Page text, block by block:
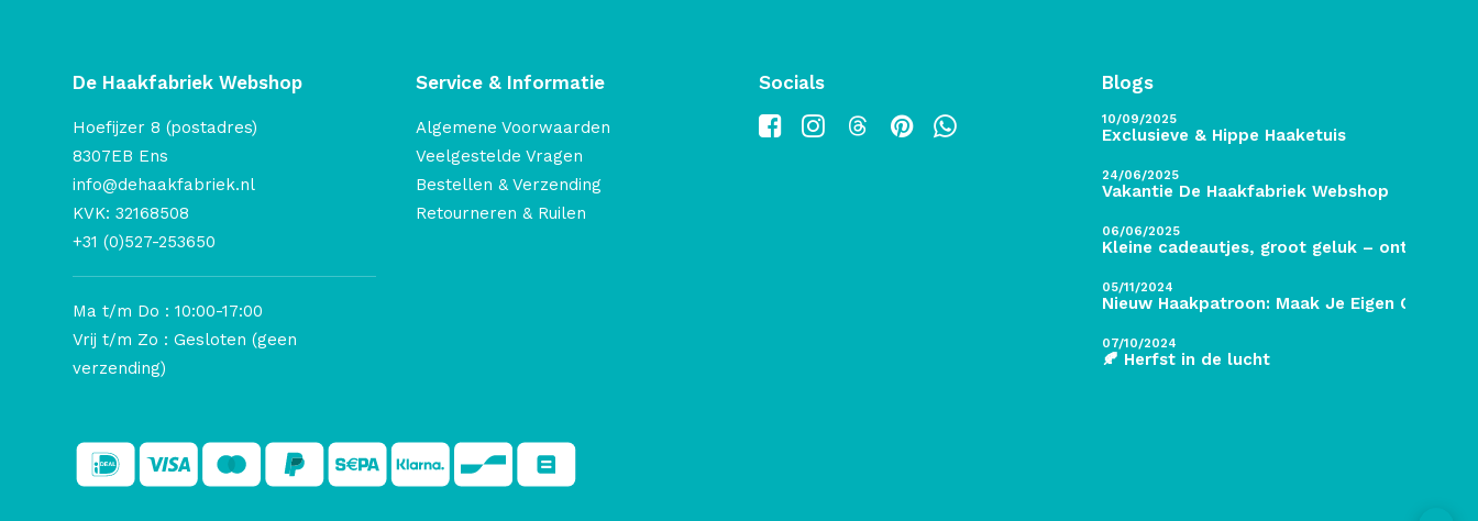
De Haakfabriek Webshop
Hoefijzer 8 (postadres)
8307EB Ens
info@dehaakfabriek.nl
KVK: 32168508
+31 (0)527-253650
Ma t/m Do : 10:00-17:00
Vrij t/m Zo : Gesloten (geen
verzending)
Service & Informatie
Algemene Voorwaarden
Veelgestelde Vragen
Bestellen & Verzending
Retourneren & Ruilen
Socials Blogs
10/09/2025
Exclusieve & Hippe Haaketuis
24/06/2025
Vakantie De Haakfabriek Webshop
06/06/2025
Kleine cadeautjes, groot geluk – ontdek de
05/11/2024
Nieuw Haakpatroon: Maak Je Eigen Gave
07/10/2024
🍂 Herfst in de lucht